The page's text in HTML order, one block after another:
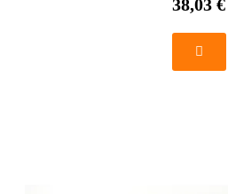
38,03 €